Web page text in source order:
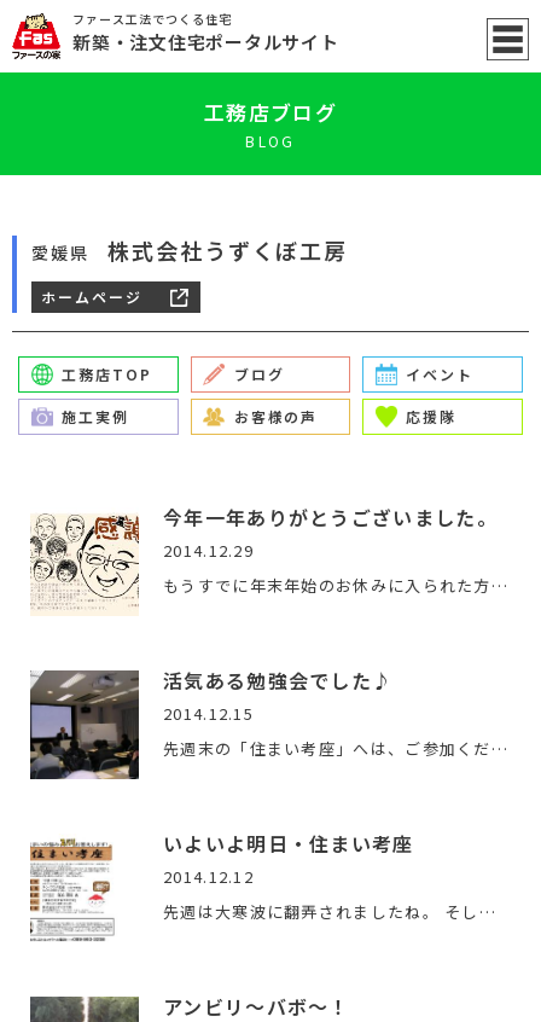
ファース工法でつくる住宅
新築 ・注文住宅ポータルサイト
工務店ブログ
BLOG
愛媛県 株式会社うずくぼ工房
ホームページ
工務店TOP ブログ イベント
施工実例 お客様の声 応援隊
今年一年ありがとうございました。
2014.12.29
もうすでに年末年始のお休みに入られた方も 多いのではないでし…
活気ある勉強会でした♪
2014.12.15
先週末の「住まい考座」へは、ご参加くださいまして、 ありがと…
いよいよ明日・住まい考座
2014.12.12
先週は大寒波に翻弄されましたね。 そして、今週末も．．来週…
アンビリ～バボ～！